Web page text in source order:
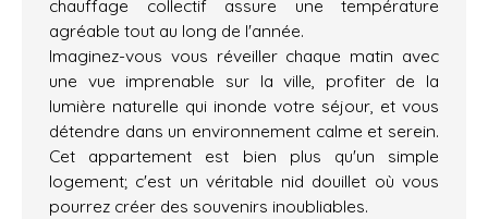
chauffage collectif assure une température
agréable tout au long de l'année.
Imaginez-vous vous réveiller chaque matin avec
une vue imprenable sur la ville, profiter de la
lumière naturelle qui inonde votre séjour, et vous
détendre dans un environnement calme et serein.
Cet appartement est bien plus qu'un simple
logement; c'est un véritable nid douillet où vous
pourrez créer des souvenirs inoubliables.